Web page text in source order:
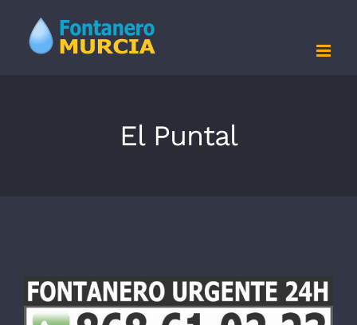
contenido
El Puntal